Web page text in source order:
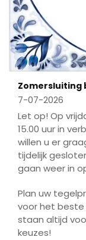
Zomersluiting
7-07-2026
Let op! Op
15.00 uur in
willen u er
tijdelijk
gaan weer in
Plan uw
voor het beste
staan altijd
keuzes!